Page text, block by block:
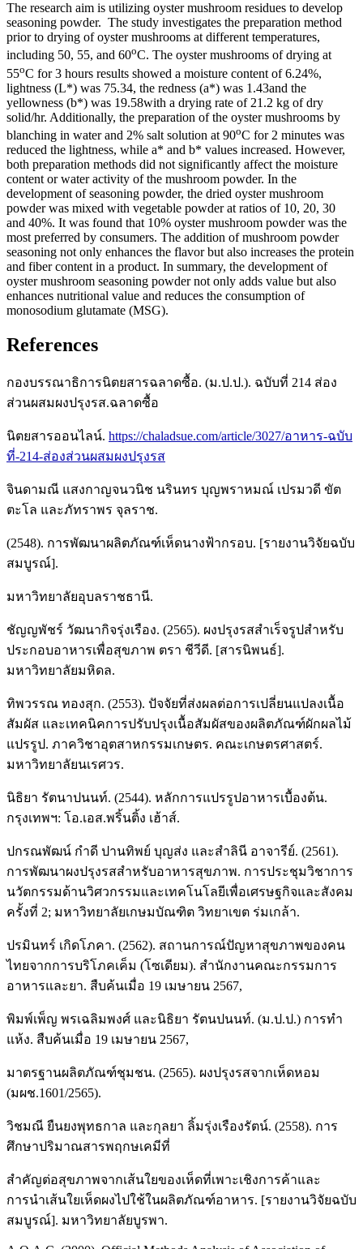
The research aim is utilizing oyster mushroom residues to develop
seasoning powder. The study investigates the preparation method
prior to drying of oyster mushrooms at different temperatures,
including 50, 55, and 60oC. The oyster mushrooms of drying at
55oC for 3 hours results showed a moisture content of 6.24%,
lightness (L*) was 75.34, the redness (a*) was 1.43and the
yellowness (b*) was 19.58with a drying rate of 21.2 kg of dry
solid/hr. Additionally, the preparation of the oyster mushrooms by
blanching in water and 2% salt solution at 90oC for 2 minutes was
reduced the lightness, while a* and b* values increased. However,
both preparation methods did not significantly affect the moisture
content or water activity of the mushroom powder. In the
development of seasoning powder, the dried oyster mushroom
powder was mixed with vegetable powder at ratios of 10, 20, 30
and 40%. It was found that 10% oyster mushroom powder was the
most preferred by consumers. The addition of mushroom powder
seasoning not only enhances the flavor but also increases the protein
and fiber content in a product. In summary, the development of
oyster mushroom seasoning powder not only adds value but also
enhances nutritional value and reduces the consumption of
monosodium glutamate (MSG).
References
กองบรรณาธิการนิตยสารฉลาดซื้อ. (ม.ป.ป.). ฉบับที่ 214 ส่อง
ส่วนผสมผงปรุงรส.ฉลาดซื้อ
นิตยสารออนไลน์. https://chaladsue.com/article/3027/อาหาร-ฉบับ
ที่-214-ส่องส่วนผสมผงปรุงรส
จินดามณี แสงกาญจนวนิช นรินทร บุญพราหมณ์ เปรมวดี ขัต
ตะโล และภัทราพร จุลราช.
(2548). การพัฒนาผลิตภัณฑ์เห็ดนางฟ้ากรอบ. [รายงานวิจัยฉบับ
สมบูรณ์].
มหาวิทยาลัยอุบลราชธานี.
ชัญญพัชร์ วัฒนากิจรุ่งเรือง. (2565). ผงปรุงรสสำเร็จรูปสำหรับ
ประกอบอาหารเพื่อสุขภาพ ตรา ชีวีดี. [สารนิพนธ์].
มหาวิทยาลัยมหิดล.
ทิพวรรณ ทองสุก. (2553). ปัจจัยที่ส่งผลต่อการเปลี่ยนแปลงเนื้อ
สัมผัส และเทคนิคการปรับปรุงเนื้อสัมผัสของผลิตภัณฑ์ผักผลไม้
แปรรูป. ภาควิชาอุตสาหกรรมเกษตร. คณะเกษตรศาสตร์.
มหาวิทยาลัยนเรศวร.
นิธิยา รัตนาปนนท์. (2544). หลักการแปรรูปอาหารเบื้องต้น.
กรุงเทพฯ: โอ.เอส.พริ้นติ้ง เฮ้าส์.
ปกรณพัฒน์ กำดี ปานทิพย์ บุญส่ง และสำลินี อาจารีย์. (2561).
การพัฒนาผงปรุงรสสำหรับอาหารสุขภาพ. การประชุมวิชาการ
นวัตกรรมด้านวิศวกรรมและเทคโนโลยีเพื่อเศรษฐกิจและสังคม
ครั้งที่ 2; มหาวิทยาลัยเกษมบัณฑิต วิทยาเขต ร่มเกล้า.
ปรมินทร์ เกิดโภคา. (2562). สถานการณ์ปัญหาสุขภาพของคน
ไทยจากการบริโภคเค็ม (โซเดียม). สำนักงานคณะกรรมการ
อาหารและยา. สืบค้นเมื่อ 19 เมษายน 2567,
พิมพ์เพ็ญ พรเฉลิมพงศ์ และนิธิยา รัตนปนนท์. (ม.ป.ป.) การทำ
แห้ง. สืบค้นเมื่อ 19 เมษายน 2567,
มาตรฐานผลิตภัณฑ์ชุมชน. (2565). ผงปรุงรสจากเห็ดหอม
(มผช.1601/2565).
วิชมณี ยืนยงพุทธกาล และกุลยา ลิ้มรุ่งเรืองรัตน์. (2558). การ
ศึกษาปริมาณสารพฤกษเคมีที่
สำคัญต่อสุขภาพจากเส้นใยของเห็ดที่เพาะเชิงการค้าและ
การนำเส้นใยเห็ดผงไปใช้ในผลิตภัณฑ์อาหาร. [รายงานวิจัยฉบับ
สมบูรณ์]. มหาวิทยาลัยบูรพา.